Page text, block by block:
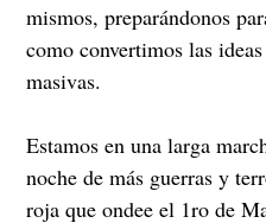
mismos, preparándonos
como convertimos las
masivas.
Estamos en una larga
noche de más guerras y
roja que ondee el 1ro de